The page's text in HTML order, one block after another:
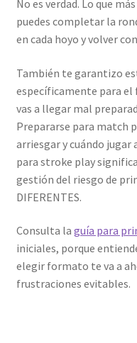
No es verdad. Lo que
puedes completar la
en cada hoyo y volver
También te garantizo
específicamente para el
vas a llegar mal
Prepararse para match
arriesgar y cuándo jugar
para stroke play
gestión del riesgo de
DIFERENTES.
Consulta la guía para
iniciales, porque
elegir formato te va a
frustraciones evitables.